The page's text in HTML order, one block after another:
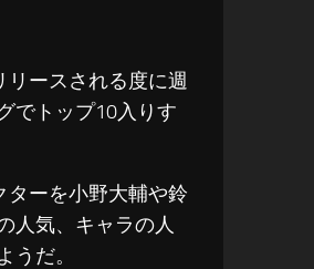
ースされる度に週
でトップ10入りす
ーを小野大輔や鈴
人気、キャラの人
だ。